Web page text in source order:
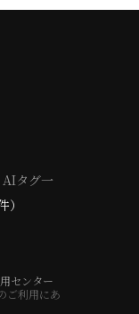
AIタグ一
センター
ご利用にあ